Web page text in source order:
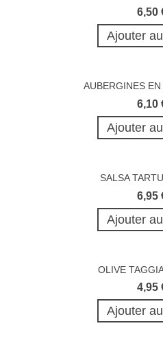
6,50
Ajouter
AUBERGINES
6,10
Ajouter
SALSA
6,95
Ajouter
OLIVE
4,95
Ajouter